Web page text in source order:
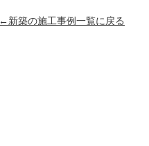
←新築の施工事例一覧に戻る